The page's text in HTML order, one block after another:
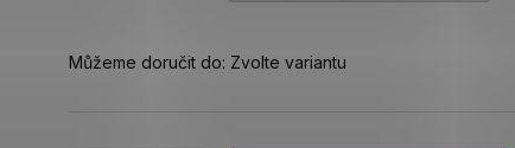
Můžeme doručit do: Zvolte variantu